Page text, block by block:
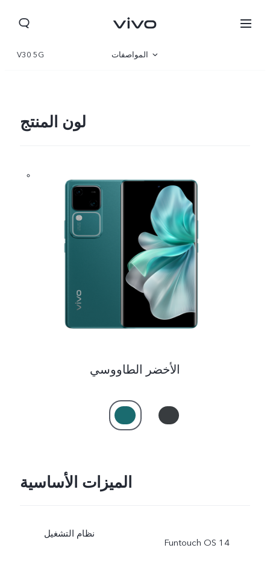
V30 5G المواصفات
لون المنتج
الأخضر الطاووسي
الميزات الأساسية
نظام التشغيل
Funtouch OS 14